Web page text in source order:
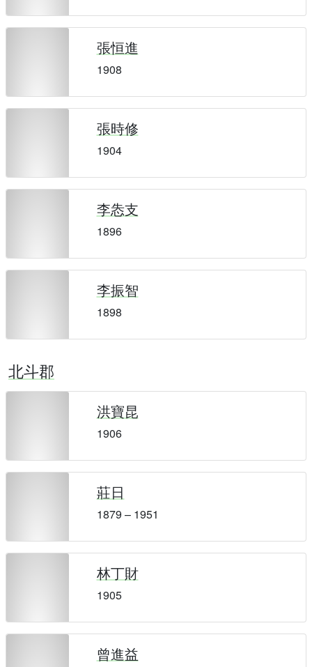
張恒進
1908
張時修
1904
李怣支
1896
李振智
1898
北斗郡
洪寶昆
1906
莊日
1879 – 1951
林丁財
1905
曾進益